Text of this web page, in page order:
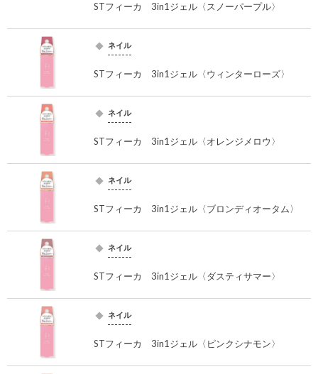
STフィーカ 3in1ジェル〈スノーパープル〉
ネイル
STフィーカ 3in1ジェル〈ウィンターローズ〉
ネイル
STフィーカ 3in1ジェル〈オレンジメロウ〉
ネイル
STフィーカ 3in1ジェル〈ブロンディオータム〉
ネイル
STフィーカ 3in1ジェル〈ダスティサマー〉
ネイル
STフィーカ 3in1ジェル〈ピンクシナモン〉